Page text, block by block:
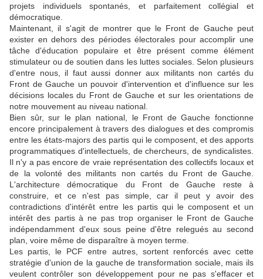
projets individuels spontanés, et parfaitement collégial et
démocratique.
Maintenant, il s'agit de montrer que le Front de Gauche peut
exister en dehors des périodes électorales pour accomplir une
tâche d'éducation populaire et être présent comme élément
stimulateur ou de soutien dans les luttes sociales. Selon plusieurs
d'entre nous, il faut aussi donner aux militants non cartés du
Front de Gauche un pouvoir d'intervention et d'influence sur les
décisions locales du Front de Gauche et sur les orientations de
notre mouvement au niveau national.
Bien sûr, sur le plan national, le Front de Gauche fonctionne
encore principalement à travers des dialogues et des compromis
entre les états-majors des partis qui le composent, et des apports
programmatiques d'intellectuels, de chercheurs, de syndicalistes.
Il n'y a pas encore de vraie représentation des collectifs locaux et
de la volonté des militants non cartés du Front de Gauche.
L'architecture démocratique du Front de Gauche reste à
construire, et ce n'est pas simple, car il peut y avoir des
contradictions d'intérêt entre les partis qui le composent et un
intérêt des partis à ne pas trop organiser le Front de Gauche
indépendamment d'eux sous peine d'être relegués au second
plan, voire même de disparaître à moyen terme.
Les partis, le PCF entre autres, sortent renforcés avec cette
stratégie d'union de la gauche de transformation sociale, mais ils
veulent contrôler son développement pour ne pas s'effacer et